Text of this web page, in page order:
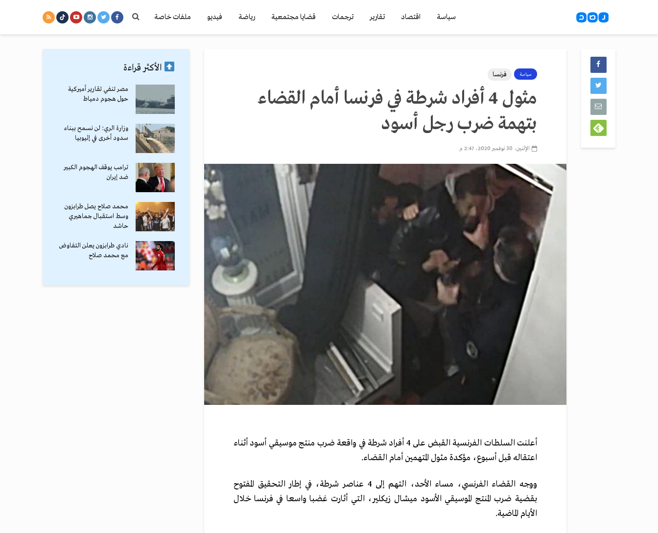
سياسة اقتصاد تقارير ترجمات قضايا مجتمعية رياضة فيديو ملفات خاصة
سياسة فرنسا
مثول 4 أفراد شرطة في فرنسا أمام القضاء
بتهمة ضرب رجل أسود
الإثنين، 30 نوفمبر 2020، 2:47 م
أعلنت السلطات الفرنسية القبض على 4 أفراد شرطة في واقعة ضرب منتج موسيقي أسود أثناء
اعتقاله قبل أسبوع، مؤكدة مثول المتهمين أمام القضاء.
ووجه القضاء الفرنسي، مساء الأحد، التهم إلى 4 عناصر شرطة، في إطار التحقيق المفتوح
بقضية ضرب المنتج الموسيقي الأسود ميشال زيكلير، التي أثارت غضبا واسعا في فرنسا خلال
الأيام الماضية.
الأكثر قراءة
مصر تنفي تقارير أميركية
حول هجوم دمياط
وزارة الري: لن نسمح ببناء
سدود أخرى في إثيوبيا
ترامب يوقف الهجوم الكبير
ضد إيران
محمد صلاح يصل طرابزون
وسط استقبال جماهيري
حاشد
نادي طرابزون يعلن التفاوض
مع محمد صلاح